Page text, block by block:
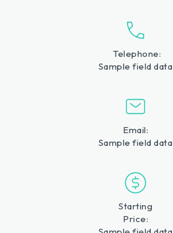
Telephone:
Sample field data
Email:
Sample field data
Starting
Price: